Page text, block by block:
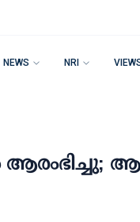
NEWS NRI